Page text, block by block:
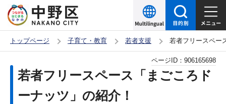
の
ー
トップページ 子育て・教育 若者支援 若者フリースペー
若者フリースペース「まごころド
ーナッツ」の紹介！
ページID： 906165698